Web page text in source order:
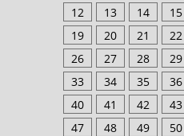
12
13 14 15
19
20 21 22
26
27 28 29
33
34 35 36
40
41 42 43
47
48 49 50